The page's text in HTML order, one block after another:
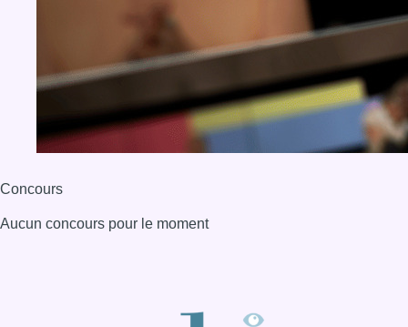
Concours
Aucun concours pour le moment